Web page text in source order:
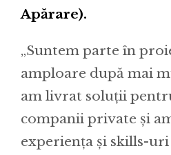
Apărare).
„Suntem parte în
amploare după mai
am livrat soluții
companii private și
experiența și skills-uri